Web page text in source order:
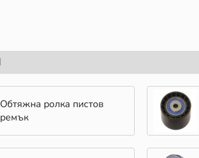
Обтяжна ролка пистов
ремък